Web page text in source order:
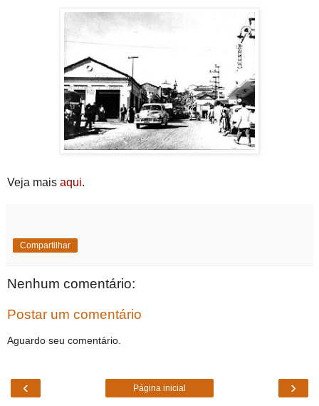
Veja mais aqui.
Compartilhar
Nenhum comentário:
Postar um comentário
Aguardo seu comentário.
‹ ›
Página inicial